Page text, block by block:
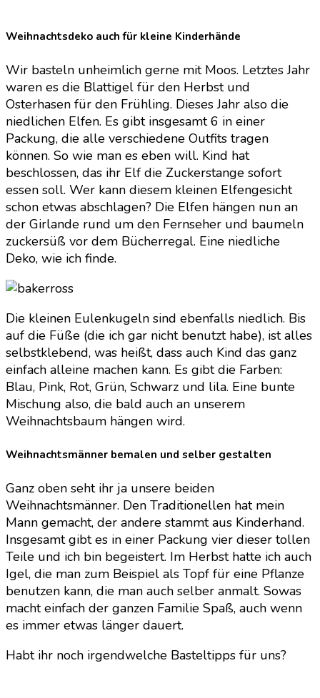
Weihnachtsdeko auch für kleine Kinderhände
Wir basteln unheimlich gerne mit Moos. Letztes Jahr
waren es die Blattigel für den Herbst und
Osterhasen für den Frühling. Dieses Jahr also die
niedlichen Elfen. Es gibt insgesamt 6 in einer
Packung, die alle verschiedene Outfits tragen
können. So wie man es eben will. Kind hat
beschlossen, das ihr Elf die Zuckerstange sofort
essen soll. Wer kann diesem kleinen Elfengesicht
schon etwas abschlagen? Die Elfen hängen nun an
der Girlande rund um den Fernseher und baumeln
zuckersüß vor dem Bücherregal. Eine niedliche
Deko, wie ich finde.
Die kleinen Eulenkugeln sind ebenfalls niedlich. Bis
auf die Füße (die ich gar nicht benutzt habe), ist alles
selbstklebend, was heißt, dass auch Kind das ganz
einfach alleine machen kann. Es gibt die Farben:
Blau, Pink, Rot, Grün, Schwarz und lila. Eine bunte
Mischung also, die bald auch an unserem
Weihnachtsbaum hängen wird.
Weihnachtsmänner bemalen und selber gestalten
Ganz oben seht ihr ja unsere beiden
Weihnachtsmänner. Den Traditionellen hat mein
Mann gemacht, der andere stammt aus Kinderhand.
Insgesamt gibt es in einer Packung vier dieser tollen
Teile und ich bin begeistert. Im Herbst hatte ich auch
Igel, die man zum Beispiel als Topf für eine Pflanze
benutzen kann, die man auch selber anmalt. Sowas
macht einfach der ganzen Familie Spaß, auch wenn
es immer etwas länger dauert.
Habt ihr noch irgendwelche Basteltipps für uns?